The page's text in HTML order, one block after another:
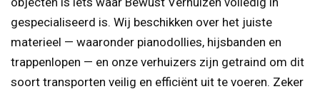
gespecialiseerd is. Wij beschikken over het juiste
materieel — waaronder pianodollies, hijsbanden en
trappenlopen — en onze verhuizers zijn getraind om dit
soort transporten veilig en efficiënt uit te voeren. Zeker